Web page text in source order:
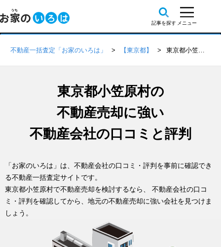
不動産一括査定「お家のいろは」 【東京都】 東京都小笠原村の不動産会社 口コミ・評判一覧
東京都小笠原村の
不動産売却に強い
不動産会社の口コミと評判
「お家のいろは」は、不動産会社の口コミ・評判を事前に確認でき
る不動産一括査定サイトです。
東京都小笠原村で不動産売却を検討するなら、 不動産会社の口コ
ミ・評判を確認してから、地元の不動産売却に強い会社を見つけま
しょう。